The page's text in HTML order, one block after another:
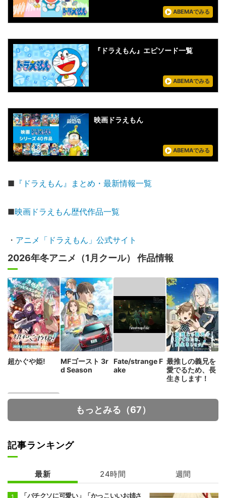
ABEMAでみる
『ドラえもん』エピソード一覧
ABEMAでみる
映画ドラえもん
ABEMAでみる
■ 『ドラえもん』まとめ・最新情報一覧
■映画ドラえもん歴代作品一覧
・ アニメ「ドラえもん」公式サイト
2026年冬アニメ（1月クール） 作品情報
超かぐや姫!
MFゴースト 3r
d Season
Fate/strange F
ake
最推しの義兄を
愛でるため、長
生きします！
地獄楽 第2期
もっとみる（67）
記事ランキング
最新 24時間 週間
「バチクソに可愛い」「かっこいいお姉さ